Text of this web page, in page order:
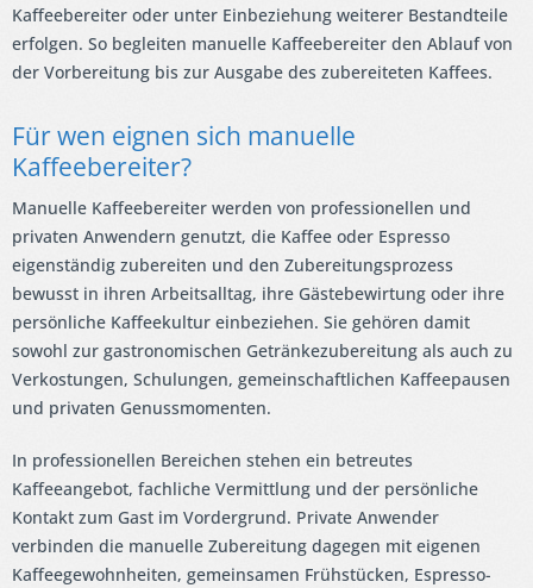
Kaffeebereiter oder unter Einbeziehung weiterer Bestandteile
erfolgen. So begleiten manuelle Kaffeebereiter den Ablauf von
der Vorbereitung bis zur Ausgabe des zubereiteten Kaffees.
Für wen eignen sich manuelle
Kaffeebereiter?
Manuelle Kaffeebereiter werden von professionellen und
privaten Anwendern genutzt, die Kaffee oder Espresso
eigenständig zubereiten und den Zubereitungsprozess
bewusst in ihren Arbeitsalltag, ihre Gästebewirtung oder ihre
persönliche Kaffeekultur einbeziehen. Sie gehören damit
sowohl zur gastronomischen Getränkezubereitung als auch zu
Verkostungen, Schulungen, gemeinschaftlichen Kaffeepausen
und privaten Genussmomenten.
In professionellen Bereichen stehen ein betreutes
Kaffeeangebot, fachliche Vermittlung und der persönliche
Kontakt zum Gast im Vordergrund. Private Anwender
verbinden die manuelle Zubereitung dagegen mit eigenen
Kaffeegewohnheiten, gemeinsamen Frühstücken, Espresso-